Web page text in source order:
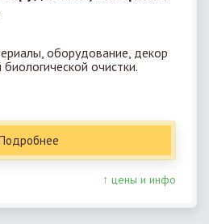
оборудование, декор
очистки.
↑ цены и инфо